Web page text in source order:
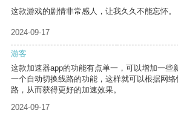
这款游戏的剧情非常感人，让我久久不能忘怀。
2024-09-17
游客
这款加速器app的功能有点单一，可以增加一些
一个自动切换线路的功能，这样就可以根据网
路，从而获得更好的加速效果。
2024-09-17